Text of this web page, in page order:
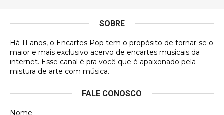
DVD MIDINHO
Francierton
futuras aquisições, e olhando o encarte aqui, me
SOBRE
Há 11 anos, o Encartes Pop tem o propósito de tornar-se o
maior e mais exclusivo acervo de encartes musicais da
internet. Esse canal é pra você que é apaixonado pela
mistura de arte com música.
FALE CONOSCO
Nome